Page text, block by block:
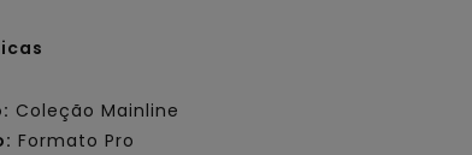
Coleção Mainline
Formato Pro